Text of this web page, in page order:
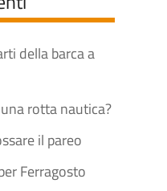
della barca a
rotta nautica?
il pareo
Ferragosto